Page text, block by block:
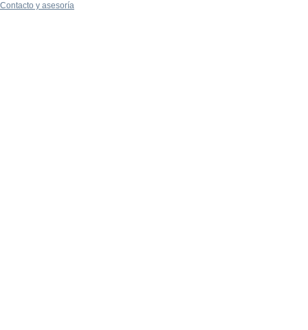
Contacto y asesoría